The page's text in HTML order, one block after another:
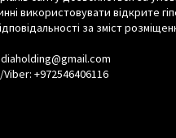
використовувати відкрите
за зміст
+972546406116